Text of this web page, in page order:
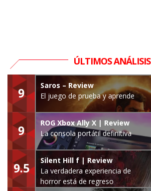
ÚLTIMOS ANÁLISIS
9
Saros – Review
El juego de prueba y aprende
9
ROG Xbox Ally X | Review
La consola portátil definitiva
9.5
Silent Hill f | Review
La verdadera experiencia de
horror está de regreso